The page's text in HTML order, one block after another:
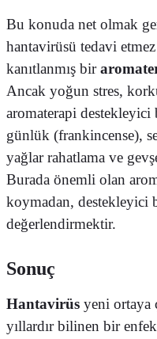
Bu konuda net olmak
hantavirüsü tedavi
kanıtlanmış bir
Ancak yoğun stres,
aromaterapi
günlük (frankincense),
yağlar rahatlama ve
Burada önemli olan
koymadan, destekleyici
değerlendirmektir.
Sonuç
Hantavirüs yeni ortaya
yıllardır bilinen bir